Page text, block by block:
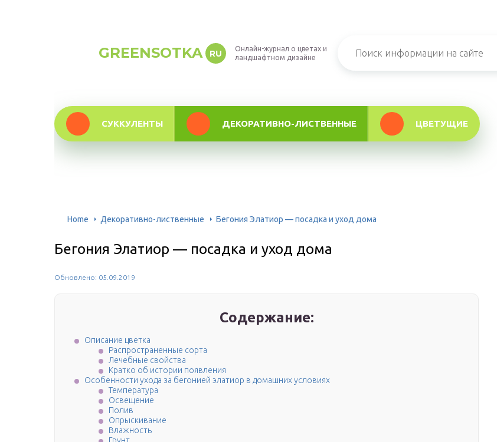
GREENSOTKA RU
Онлайн-журнал о цветах и
ландшафтном дизайне
СУККУЛЕНТЫ ДЕКОРАТИВНО-ЛИСТВЕННЫЕ ЦВЕТУЩИЕ
Home Декоративно-лиственные Бегония Элатиор — посадка и уход дома
Бегония Элатиор — посадка и уход дома
Обновлено: 05.09.2019
Содержание:
Описание цветка
Распространенные сорта
Лечебные свойства
Кратко об истории появления
Особенности ухода за бегонией элатиор в домашних условиях
Температура
Освещение
Полив
Опрыскивание
Влажность